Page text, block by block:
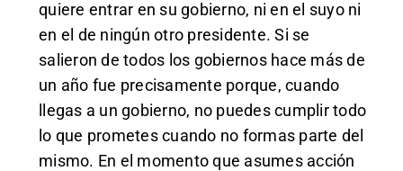
quiere entrar en su gobierno, ni en el suyo ni
en el de ningún otro presidente. Si se
salieron de todos los gobiernos hace más de
un año fue precisamente porque, cuando
llegas a un gobierno, no puedes cumplir todo
lo que prometes cuando no formas parte del
mismo. En el momento que asumes acción